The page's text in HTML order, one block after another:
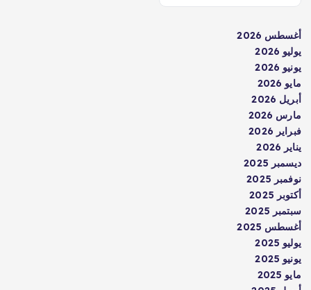
أغسطس 2026
يوليو 2026
يونيو 2026
مايو 2026
أبريل 2026
مارس 2026
فبراير 2026
يناير 2026
ديسمبر 2025
نوفمبر 2025
أكتوبر 2025
سبتمبر 2025
أغسطس 2025
يوليو 2025
يونيو 2025
مايو 2025